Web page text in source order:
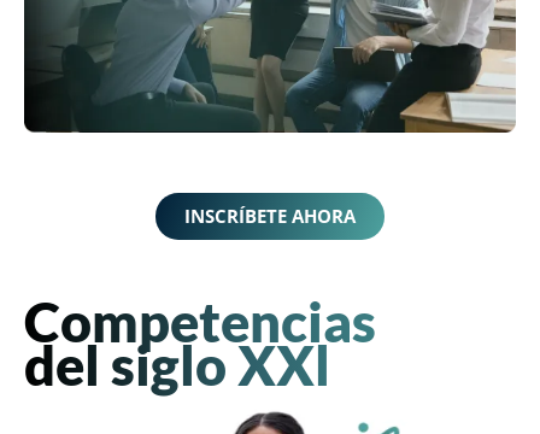
INSCRÍBETE AHORA
Competencias
del siglo XXl